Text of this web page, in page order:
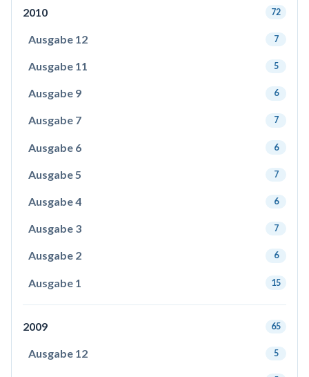
2010 72
Ausgabe 12 7
Ausgabe 11 5
Ausgabe 9 6
Ausgabe 7 7
Ausgabe 6 6
Ausgabe 5 7
Ausgabe 4 6
Ausgabe 3 7
Ausgabe 2 6
Ausgabe 1 15
2009 65
Ausgabe 12 5